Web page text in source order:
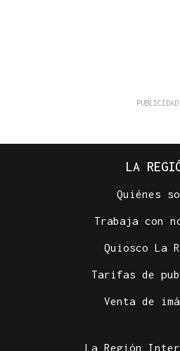
LA
Quiénes
Trabaja con
Quiosco La
Tarifas de
Venta de
La Región